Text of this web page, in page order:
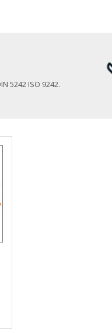
5242 ISO 9242.